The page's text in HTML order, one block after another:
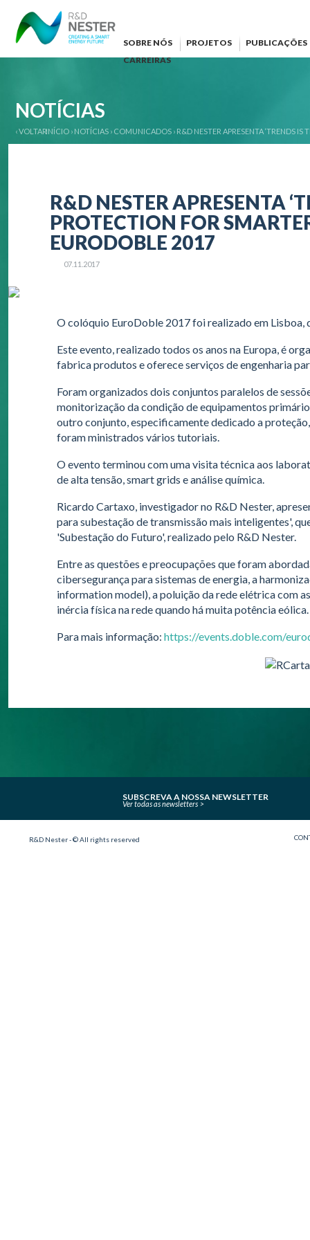
SOBRE NÓS PROJETOS
PUBLICAÇÕES
CARREIRAS
NOTÍCIAS
‹ VOLTARINÍCIO › NOTÍCIAS › COMUNICADOS › R&D NESTER APRESENTA ‘TRENDS
R&D NESTER APRESENTA
PROTECTION FOR
EURODOBLE 2017
07.11.2017
O colóquio EuroDoble 2017 foi realizado em Lisboa,
Este evento, realizado todos os anos na Europa, é
fabrica produtos e oferece serviços de engenharia
Foram organizados dois conjuntos paralelos de
monitorização da condição de equipamentos
outro conjunto, especificamente dedicado a
foram ministrados vários tutoriais.
O evento terminou com uma visita técnica aos
de alta tensão, smart grids e análise química.
Ricardo Cartaxo, investigador no R&D Nester,
para subestação de transmissão mais inteligentes',
'Subestação do Futuro', realizado pelo R&D Nester.
Entre as questões e preocupações que foram
cibersegurança para sistemas de energia, a
information model), a poluição da rede elétrica com
inércia física na rede quando há muita potência eólica.
Para mais informação: https://events.doble.com/
SUBSCREVA A NOSSA NEWSLETTER
Ver todas as newsletters
R&D Nester - © All rights reserved